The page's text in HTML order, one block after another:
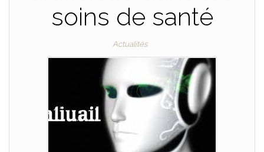
soins de santé
Actualités